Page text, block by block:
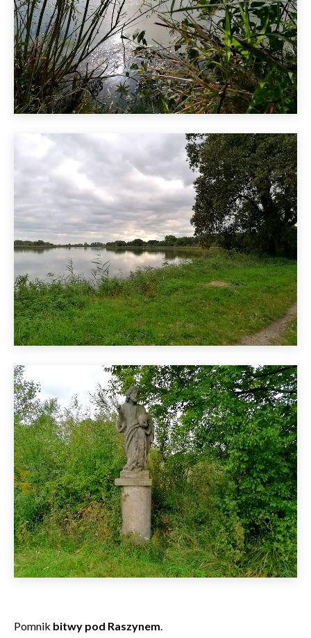
Pomnik bitwy pod Raszynem.